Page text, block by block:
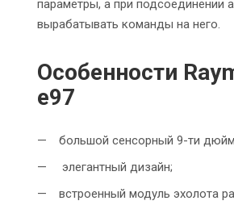
параметры, а при подсоединении
вырабатывать команды на него.
Особенности
e97
большой сенсорный 9-ти
элегантный дизайн;
встроенный модуль эхолота